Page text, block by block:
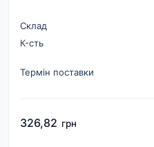
Склад
К-cть
Термін поставки
326,82 грн